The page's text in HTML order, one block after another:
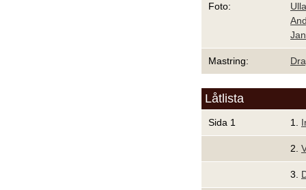
Foto:
Mastring:
Låtlista
Sida 1 1.
2.
3.